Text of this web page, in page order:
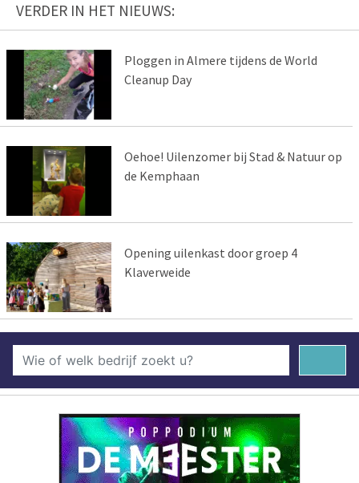
VERDER IN HET NIEUWS:
Ploggen in Almere tijdens de World
Cleanup Day
Oehoe! Uilenzomer bij Stad & Natuur op
de Kemphaan
Opening uilenkast door groep 4
Klaverweide